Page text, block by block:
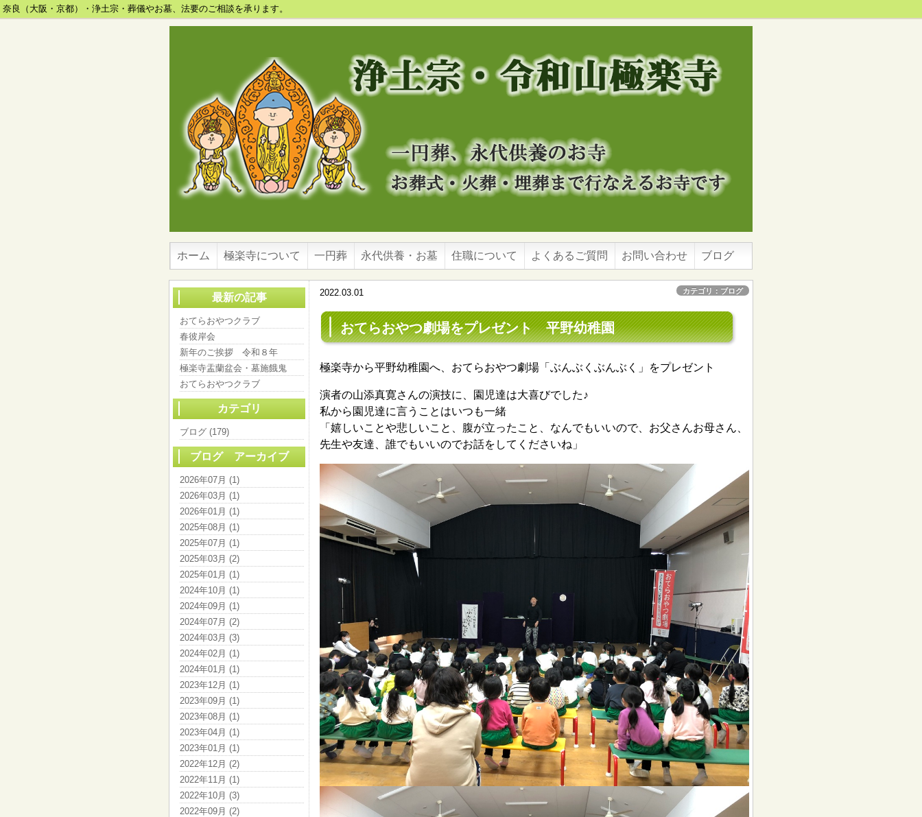
奈良（大阪・京都）・浄土宗・葬儀やお墓、法要のご相談を承ります。
ホーム 極楽寺について 一円葬 永代供養・お墓 住職について よくあるご質問 お問い合わせ ブログ
2022.03.01 カテゴリ：ブログ
おてらおやつ劇場をプレゼント 平野幼稚園
極楽寺から平野幼稚園へ、おてらおやつ劇場「ぶんぶくぶんぶく」をプレゼント
演者の山添真寛さんの演技に、園児達は大喜びでした♪
私から園児達に言うことはいつも一緒
「嬉しいことや悲しいこと、腹が立ったこと、なんでもいいので、お父さんお母さん、
先生や友達、誰でもいいのでお話をしてくださいね」
最新の記事
おてらおやつクラブ
春彼岸会
新年のご挨拶 令和８年
極楽寺盂蘭盆会・墓施餓鬼
おてらおやつクラブ
カテゴリ
ブログ (179)
ブログ アーカイブ
2026年07月 (1)
2026年03月 (1)
2026年01月 (1)
2025年08月 (1)
2025年07月 (1)
2025年03月 (2)
2025年01月 (1)
2024年10月 (1)
2024年09月 (1)
2024年07月 (2)
2024年03月 (3)
2024年02月 (1)
2024年01月 (1)
2023年12月 (1)
2023年09月 (1)
2023年08月 (1)
2023年04月 (1)
2023年01月 (1)
2022年12月 (2)
2022年11月 (1)
2022年10月 (3)
2022年09月 (2)